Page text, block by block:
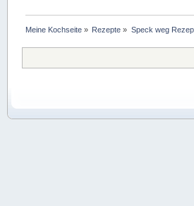
Meine Kochseite » Rezepte » Speck weg